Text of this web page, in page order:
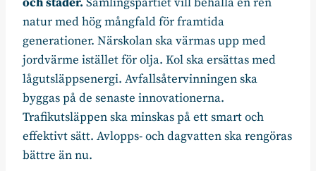
natur med hög mångfald för framtida
generationer. Närskolan ska värmas upp med
jordvärme istället för olja. Kol ska ersättas med
lågutsläppsenergi. Avfallsåtervinningen ska
byggas på de senaste innovationerna.
Trafikutsläppen ska minskas på ett smart och
effektivt sätt. Avlopps- och dagvatten ska rengöras
bättre än nu.